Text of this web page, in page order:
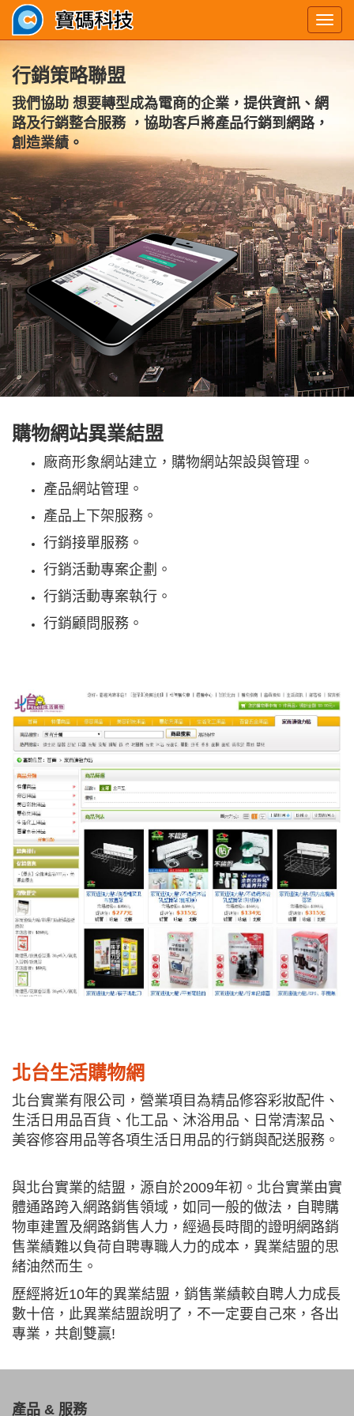
行銷策略聯盟
我們協助 想要轉型成為電商的企業，提供資訊、網
路及行銷整合服務 ，協助客戶將產品行銷到網路，
創造業績。
購物網站異業結盟
廠商形象網站建立，購物網站架設與管理。
產品網站管理。
產品上下架服務。
行銷接單服務。
行銷活動專案企劃。
行銷活動專案執行。
行銷顧問服務。
北台生活購物網
北台實業有限公司，營業項目為精品修容彩妝配件、
生活日用品百貨、化工品、沐浴用品、日常清潔品、
美容修容用品等各項生活日用品的行銷與配送服務。
與北台實業的結盟，源自於2009年初。北台實業由實
體通路跨入網路銷售領域，如同一般的做法，自聘購
物車建置及網路銷售人力，經過長時間的證明網路銷
售業績難以負荷自聘專職人力的成本，異業結盟的思
緒油然而生。
歷經將近10年的異業結盟，銷售業績較自聘人力成長
數十倍，此異業結盟說明了，不一定要自己來，各出
專業，共創雙贏!
產品 & 服務